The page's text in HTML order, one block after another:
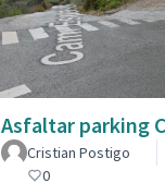
Asfaltar parking
Cristian Postigo
0